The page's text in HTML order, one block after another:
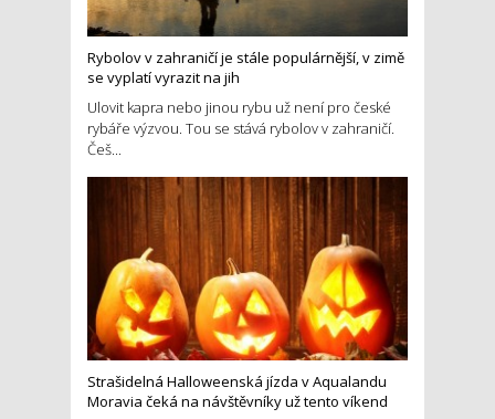
Rybolov v zahraničí je stále populárnější, v zimě
se vyplatí vyrazit na jih
Ulovit kapra nebo jinou rybu už není pro české
rybáře výzvou. Tou se stává rybolov v zahraničí.
Češ...
Strašidelná Halloweenská jízda v Aqualandu
Moravia čeká na návštěvníky už tento víkend